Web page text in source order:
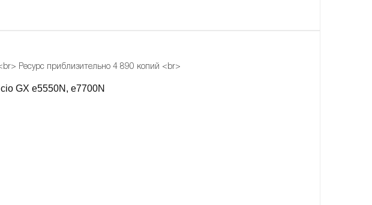
Ресурс приблизительно 4 890 копий <br>
GX e5550N, e7700N